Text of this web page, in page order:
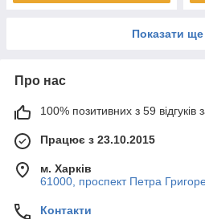
Показати ще
Про нас
100% позитивних з 59 відгуків
Працює з 23.10.2015
м. Харків
61000, проспект Петра
Контакти